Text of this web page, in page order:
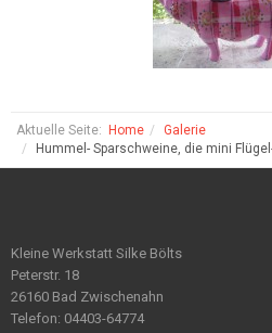
Aktuelle Seite: Home
Galerie
Hummel- Sparschweine, die mini
Kleine Werkstatt Silke Bölts
Peterstr. 18
26160 Bad Zwischenahn
Telefon: 04403-64774